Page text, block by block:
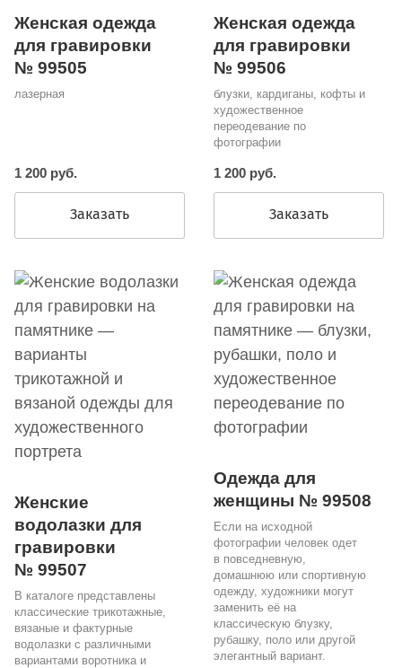
Женская одежда
для гравировки
№ 99505
лазерная
1 200 руб.
Заказать
Женская одежда
для гравировки
№ 99506
блузки, кардиганы, кофты и
художественное
переодевание по
фотографии
1 200 руб.
Заказать
Женские
водолазки для
гравировки
№ 99507
В каталоге представлены
классические трикотажные,
вязаные и фактурные
водолазки с различными
вариантами воротника и
Одежда для
женщины № 99508
Если на исходной
фотографии человек одет
в повседневную,
домашнюю или спортивную
одежду, художники могут
заменить её на
классическую блузку,
рубашку, поло или другой
элегантный вариант.